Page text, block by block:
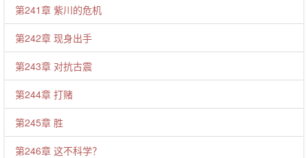
第241章 紫川的危机
第242章 现身出手
第243章 对抗古震
第244章 打赌
第245章 胜
第246章 这不科学？